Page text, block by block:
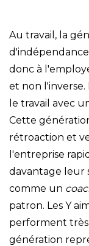
Au travail, la
donc à
et non
le travail avec
Cette
rétroaction et
l'entreprise
davantage leur
comme un
patron. Les Y
performent très
génération